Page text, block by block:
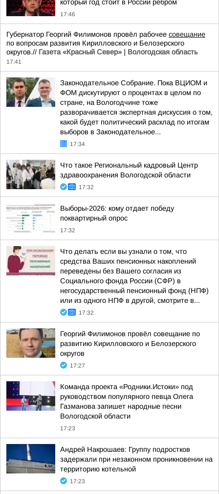
который год стоит в России ребром
17:46
Губернатор Георгий Филимонов провёл рабочее совещание
по вопросам развития Кирилловского и Белозерского
округов.// Газета «Красный Север» | Вологодская область
17:41
Законодательное Собрание. Пока ВЦИОМ и
ФОМ дискутируют о процентах в целом по
стране, на Вологодчине тоже
разворачивается экспертная дискуссия о том,
какой будет политический расклад по итогам
выборов в Законодательное...
17:34
Что такое Региональный кадровый Центр
здравоохранения Вологодской области
17:32
Выборы-2026: кому отдает победу
поквартирный опрос
17:32
Что делать если вы узнали о том, что
средства Ваших пенсионных накоплений
переведены без Вашего согласия из
Социального фонда России (СФР) в
негосударственный пенсионный фонд (НПФ)
или из одного НПФ в другой, смотрите в...
17:32
Георгий Филимонов провёл совещание по
развитию Кирилловского и Белозерского
округов
17:27
Команда проекта «Родники.Истоки» под
руководством популярного певца Олега
Газманова запишет народные песни
Вологодской области
17:23
Андрей Накрошаев: Группу подростков
задержали при незаконном проникновении на
территорию котельной
17:23